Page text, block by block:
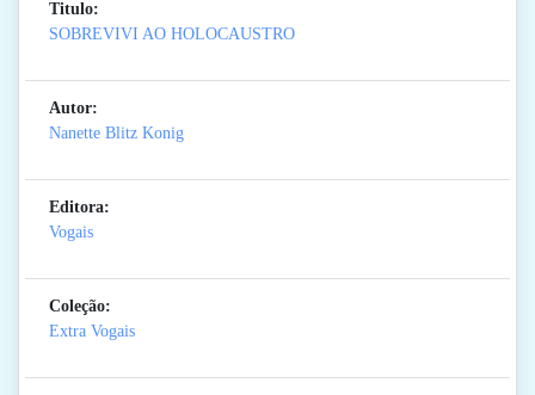
Titulo:
SOBREVIVI AO HOLOCAUSTRO
Autor:
Nanette Blitz Konig
Editora:
Vogais
Coleção:
Extra Vogais